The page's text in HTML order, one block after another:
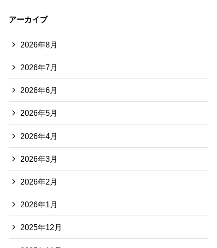
アーカイブ
2026年8月
2026年7月
2026年6月
2026年5月
2026年4月
2026年3月
2026年2月
2026年1月
2025年12月